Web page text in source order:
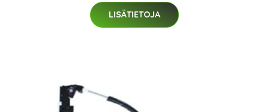
LISÄTIETOJA